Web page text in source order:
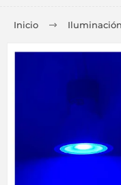
Inicio Iluminación